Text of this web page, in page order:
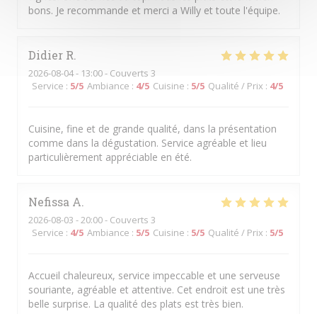
bons. Je recommande et merci a Willy et toute l'équipe.
Didier R
2026-08-04- 13:00 - Couverts 3
Service : 5/5 Ambiance : 4/5 Cuisine : 5/5 Qualité / Prix : 4/5
Cuisine, fine et de grande qualité, dans la présentation
comme dans la dégustation. Service agréable et lieu
particulièrement appréciable en été.
Nefissa A
2026-08-03 - 20:00 - Couverts 3
Service : 4/5 Ambiance : 5/5 Cuisine : 5/5 Qualité / Prix : 5/5
Accueil chaleureux, service impeccable et une serveuse
souriante, agréable et attentive. Cet endroit est une très
belle surprise. La qualité des plats est très bien.